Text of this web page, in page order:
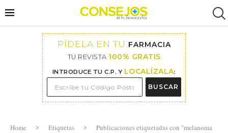
PÍDELA EN TU FARMACIA
TU REVISTA 100% GRATIS
INTRODUCE TU C.P. Y LOCALÍZALA:
BUSCAR
Home Etiquetas
Publicaciones etiquetadas con "melanoma